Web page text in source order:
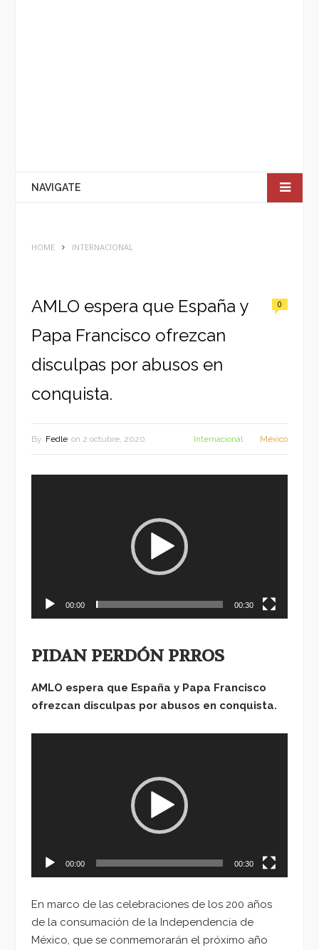
NAVIGATE
HOME INTERNACIONAL
AMLO espera que España y
Papa Francisco ofrezcan
disculpas por abusos en
conquista.
0
By Fedle on 2 octubre, 2020 Internacional México
00:00 00:30
PIDAN PERDÓN PRROS
AMLO espera que España y Papa Francisco
ofrezcan disculpas por abusos en conquista.
00:00 00:30
En marco de las celebraciones de los 200 años
de la consumación de la Independencia de
México, que se conmemorarán el próximo año